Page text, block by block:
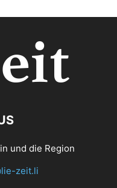
und die Region
zeit.li